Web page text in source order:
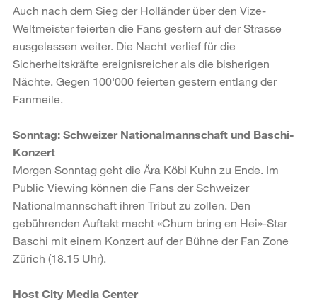
Auch nach dem Sieg der Holländer über den Vize-
Weltmeister feierten die Fans gestern auf der Strasse
ausgelassen weiter. Die Nacht verlief für die
Sicherheitskräfte ereignisreicher als die bisherigen
Nächte. Gegen 100'000 feierten gestern entlang der
Fanmeile.
Sonntag: Schweizer Nationalmannschaft und Baschi-
Konzert
Morgen Sonntag geht die Ära Köbi Kuhn zu Ende. Im
Public Viewing können die Fans der Schweizer
Nationalmannschaft ihren Tribut zu zollen. Den
gebührenden Auftakt macht «Chum bring en Hei»-Star
Baschi mit einem Konzert auf der Bühne der Fan Zone
Zürich (18.15 Uhr).
Host City Media Center